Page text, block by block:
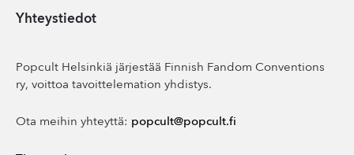
Yhteystiedot
Popcult Helsinkiä järjestää Finnish Fandom Conventions
ry, voittoa tavoittelemation yhdistys.
Ota meihin yhteyttä: popcult@popcult.fi